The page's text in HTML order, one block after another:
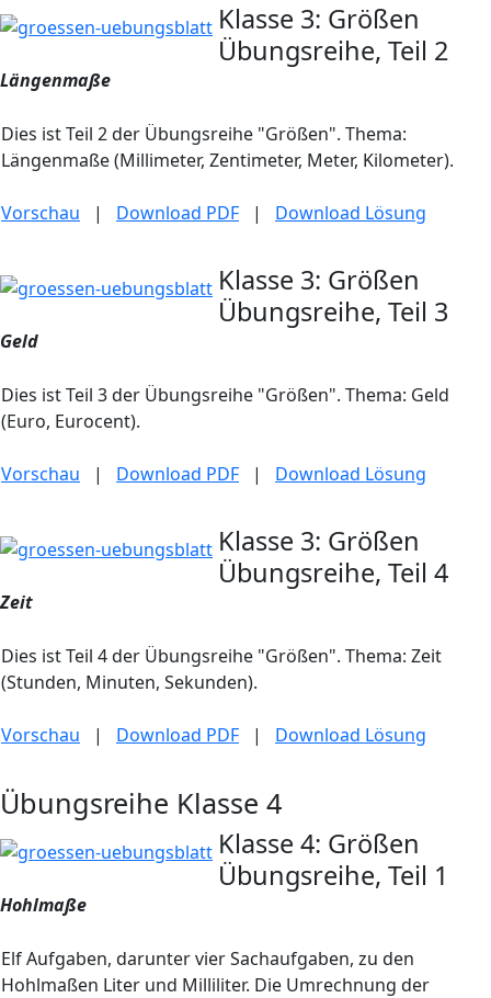
Klasse 3: Größen
Übungsreihe, Teil 2
Längenmaße
Dies ist Teil 2 der Übungsreihe "Größen". Thema:
Längenmaße (Millimeter, Zentimeter, Meter, Kilometer).
Vorschau | Download PDF | Download Lösung
Klasse 3: Größen
Übungsreihe, Teil 3
Geld
Dies ist Teil 3 der Übungsreihe "Größen". Thema: Geld
(Euro, Eurocent).
Vorschau | Download PDF | Download Lösung
Klasse 3: Größen
Übungsreihe, Teil 4
Zeit
Dies ist Teil 4 der Übungsreihe "Größen". Thema: Zeit
(Stunden, Minuten, Sekunden).
Vorschau | Download PDF | Download Lösung
Übungsreihe Klasse 4
Klasse 4: Größen
Übungsreihe, Teil 1
Hohlmaße
Elf Aufgaben, darunter vier Sachaufgaben, zu den
Hohlmaßen Liter und Milliliter. Die Umrechnung der